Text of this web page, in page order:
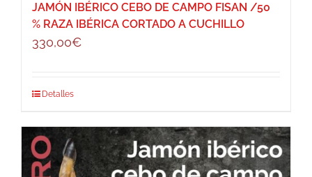
JAMÓN IBÉRICO CEBO DE CAMPO FISAN /50
% RAZA IBÉRICA CORTADO A CUCHILLO
330,00€
Detalles